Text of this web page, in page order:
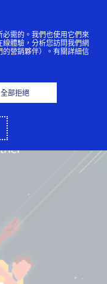
需的。我們也使用它們來
體驗，分析您訪問我們網
營銷夥伴）。有關詳細信
全部拒絕